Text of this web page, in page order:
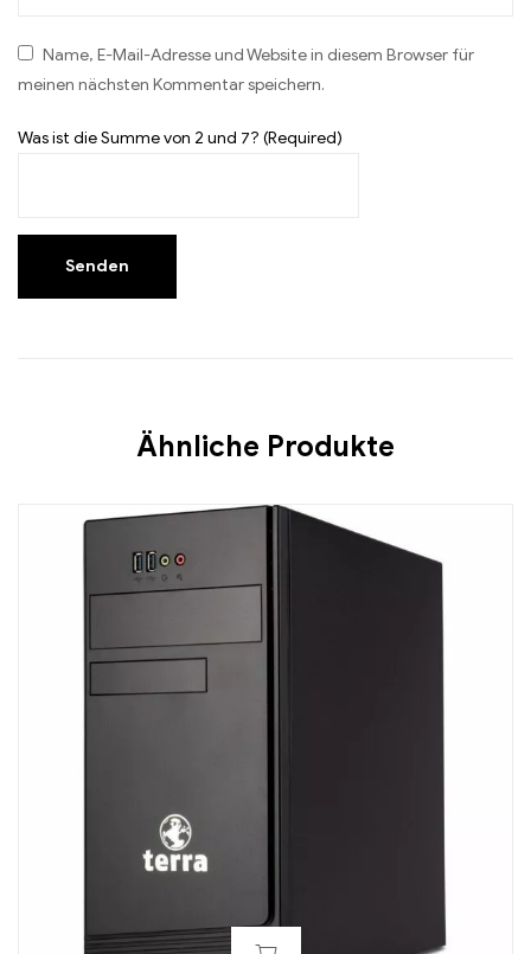
Name, E-Mail-Adresse und Website in diesem Browser für
meinen nächsten Kommentar speichern.
Was ist die Summe von 2 und 7? (Required)
Ähnliche Produkte